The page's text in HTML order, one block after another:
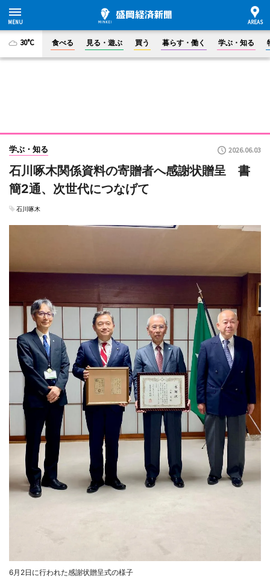
30°C 食べる 見る・遊ぶ 買う 暮らす・働く 学ぶ・知る
学ぶ・知る 2026.06.03
石川啄木関係資料の寄贈者へ感謝状贈呈 書
簡2通、次世代につなげて
石川啄木
6月2日に行われた感謝状贈呈式の様子